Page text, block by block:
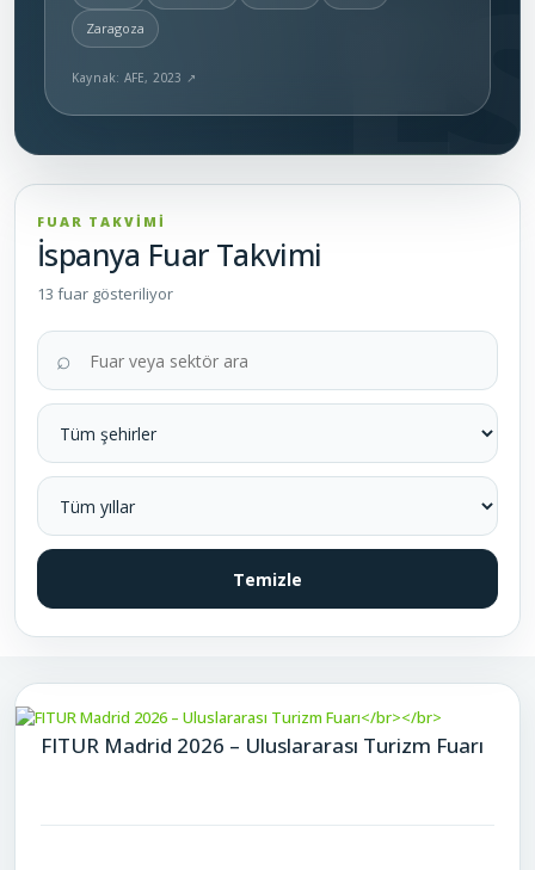
FITUR Madrid 2026 – Uluslararası Turizm Fuarı
Zaragoza
Kaynak: AFE, 2023 ↗
FUAR TAKVİMİ
İspanya Fuar Takvimi
13 fuar gösteriliyor
Fuar veya sektör ara
⌕
Şehir seçin
Yıl seçin
Temizle